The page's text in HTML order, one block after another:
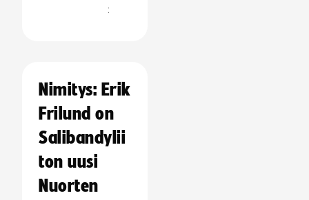
:
Nimitys: Erik
Frilund on
Salibandylii
ton uusi
Nuorten